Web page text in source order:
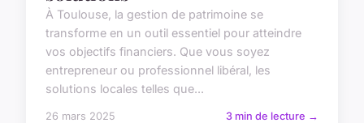
À Toulouse, la gestion de patrimoine se
transforme en un outil essentiel pour atteindre
vos objectifs financiers. Que vous soyez
entrepreneur ou professionnel libéral, les
solutions locales telles que...
26 mars 2025 3 min de lecture →